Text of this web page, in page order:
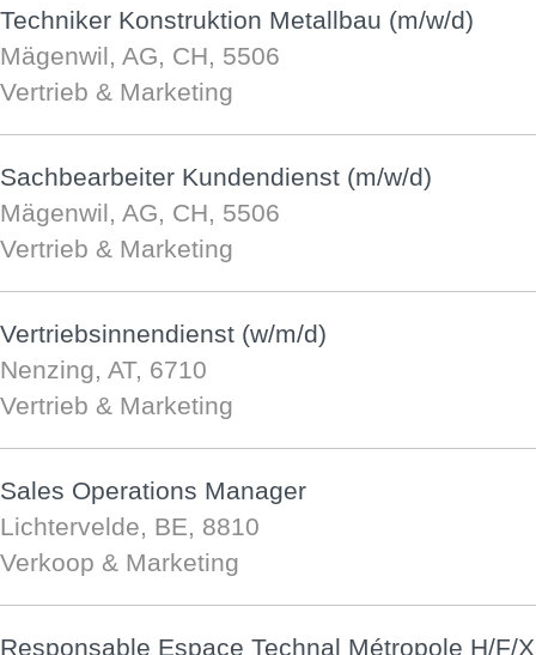
Techniker Konstruktion Metallbau (m/w/d)
Mägenwil, AG, CH, 5506
Vertrieb & Marketing
Sachbearbeiter Kundendienst (m/w/d)
Mägenwil, AG, CH, 5506
Vertrieb & Marketing
Vertriebsinnendienst (w/m/d)
Nenzing, AT, 6710
Vertrieb & Marketing
Sales Operations Manager
Lichtervelde, BE, 8810
Verkoop & Marketing
Responsable Espace Technal Métropole H/F/X